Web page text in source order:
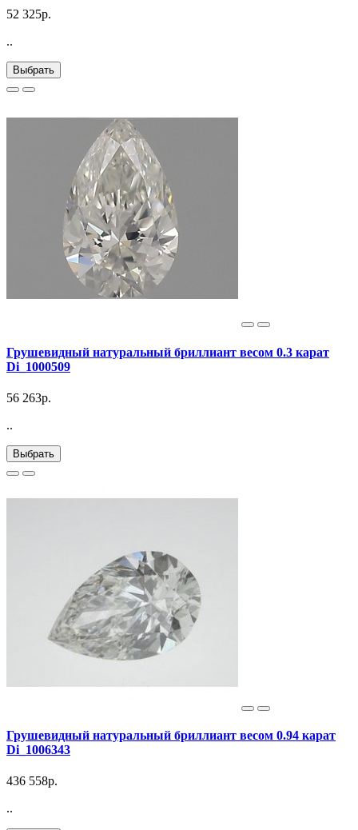
52 325р.
..
Выбрать
Грушевидный натуральный бриллиант весом 0.3 карат
Di_1000509
56 263р.
..
Выбрать
Грушевидный натуральный бриллиант весом 0.94 карат
Di_1006343
436 558р.
..